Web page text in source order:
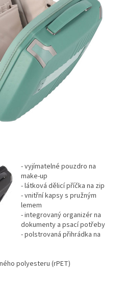
- vyjímatelné pouzdro na
make-up
- látková dělicí příčka na zip
- vnitřní kapsy s pružným
lemem
- integrovaný organizér na
dokumenty a psací potřeby
- polstrovaná přihrádka na
polyesteru (rPET)